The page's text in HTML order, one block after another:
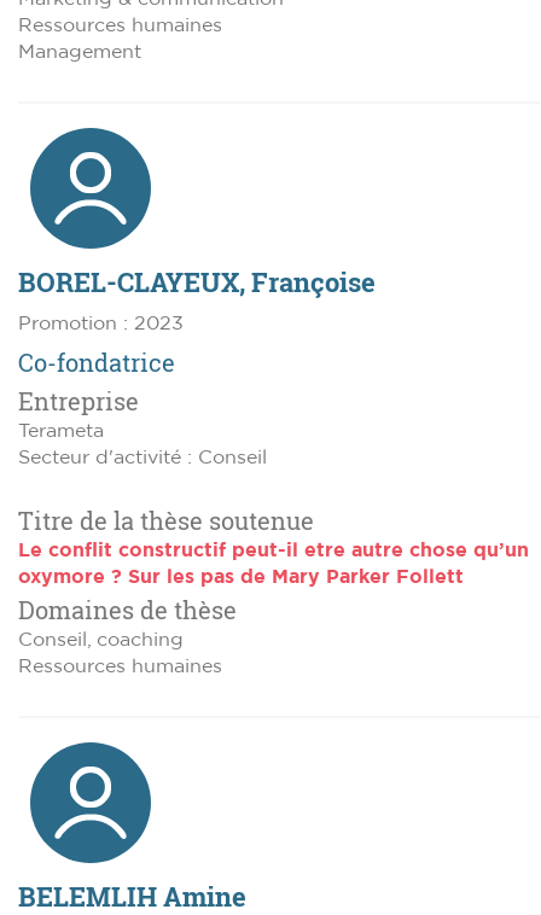
Ressources humaines
Management
BOREL-CLAYEUX, Françoise
Promotion : 2023
Co-fondatrice
Entreprise
Terameta
Secteur d'activité : Conseil
Titre de la thèse soutenue
Le conflit constructif peut-il etre autre chose qu’un
oxymore ? Sur les pas de Mary Parker Follett
Domaines de thèse
Conseil, coaching
Ressources humaines
BELEMLIH Amine